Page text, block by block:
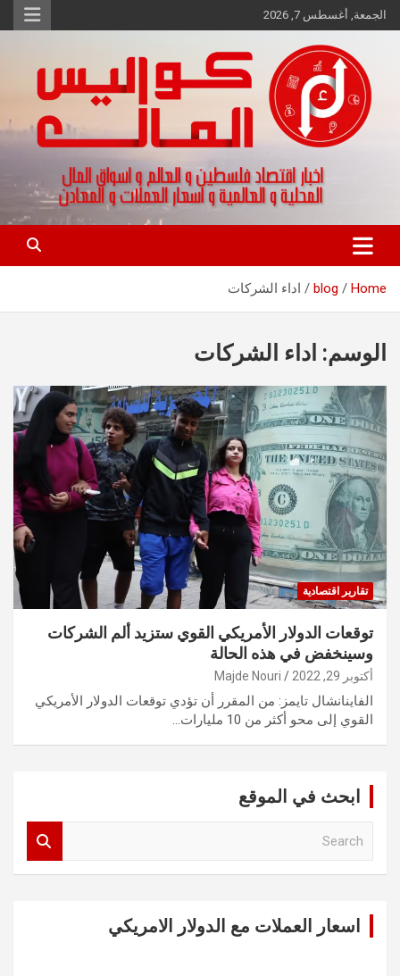
Skip
to
الجمعة, أغسطس 7, 2026
كواليس المال
اخبار اقتصاد فلسطين و العالم و تقارير اسواق المال و العملات
Home
blog اداء الشركات
الوسم: اداء الشركات
تقارير اقتصادية
توقعات الدولار الأمريكي القوي ستزيد ألم الشركات
وسينخفض في هذه الحالة
أكتوبر 29, 2022 Majde Nouri
الفاينانشال تايمز: من المقرر أن تؤدي توقعات الدولار الأمريكي
القوي إلى محو أكثر من 10 مليارات…
ابحث في الموقع
اسعار العملات مع الدولار الامريكي